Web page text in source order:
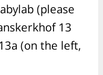
(please
13
(on the left,